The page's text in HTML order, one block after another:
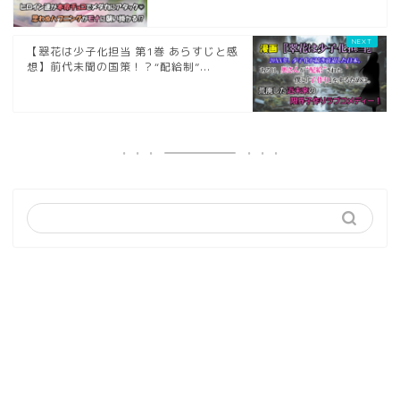
【翠花は少子化担当 第1巻 あらすじと感
想】前代未聞の国策！？“配給制”...